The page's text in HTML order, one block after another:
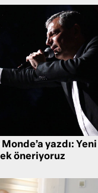
yazdı:
öneriyoruz